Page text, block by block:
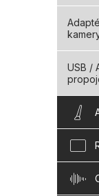
USB /